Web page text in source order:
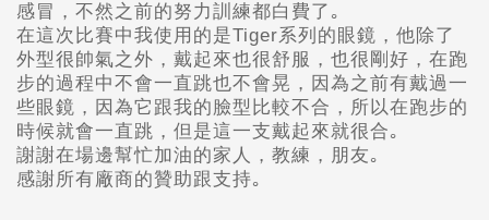
感冒，不然之前的努力訓練都白費了｡
在這次比賽中我使用的是Tiger系列的眼鏡，他除了
外型很帥氣之外，戴起來也很舒服，也很剛好，在跑
步的過程中不會一直跳也不會晃，因為之前有戴過一
些眼鏡，因為它跟我的臉型比較不合，所以在跑步的
時候就會一直跳，但是這一支戴起來就很合｡
謝謝在場邊幫忙加油的家人，教練，朋友｡
感謝所有廠商的贊助跟支持｡